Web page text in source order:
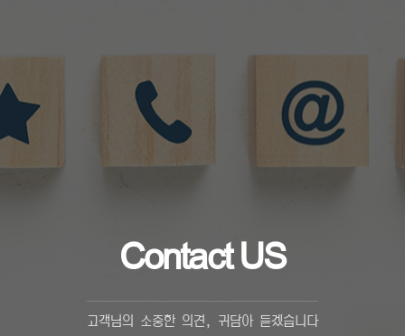
Contact US
고객님의 소중한 의견, 귀담아 듣겠습니다